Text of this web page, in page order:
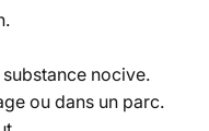
substance nocive.
ou dans un parc.